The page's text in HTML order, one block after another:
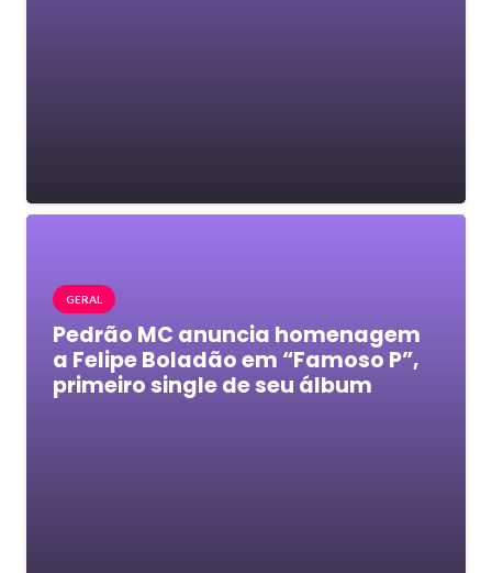
GERAL
Pedrão MC anuncia homenagem
a Felipe Boladão em “Famoso P”,
primeiro single de seu álbum